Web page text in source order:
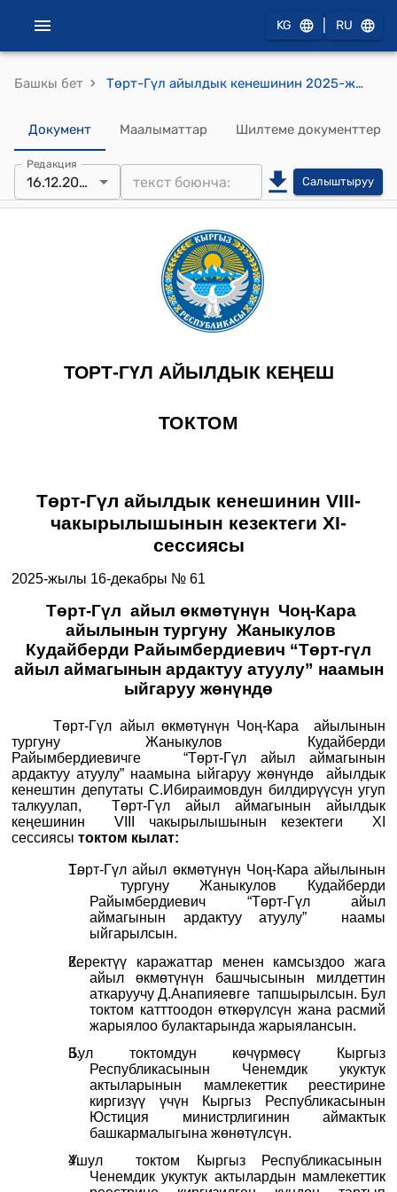
KG RU
Башкы бет › Төрт-Гүл айылдык кенешинин 2025-жылдын 16-декабрындагы №61 "Төрт-Гүл айыл өкмөтүнүн Чоң-Кара айылынын тургуну Жаныкулов Кудайберди Райымбердиевич “Төрт-гүл айыл аймагынын ардактуу атуулу” наамын ыйгаруу жөнүндө" токтому
Документ Маалыматтар Шилтеме документтер
Редакция
16.12.2025 Салыштыруу